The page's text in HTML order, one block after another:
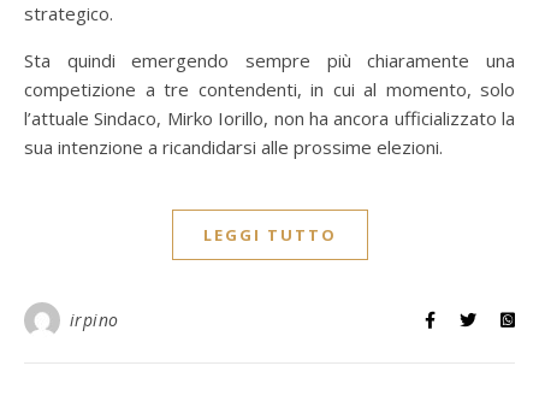
strategico.
Sta quindi emergendo sempre più chiaramente una
competizione a tre contendenti, in cui al momento, solo
l’attuale Sindaco, Mirko Iorillo, non ha ancora ufficializzato la
sua intenzione a ricandidarsi alle prossime elezioni.
LEGGI TUTTO
irpino